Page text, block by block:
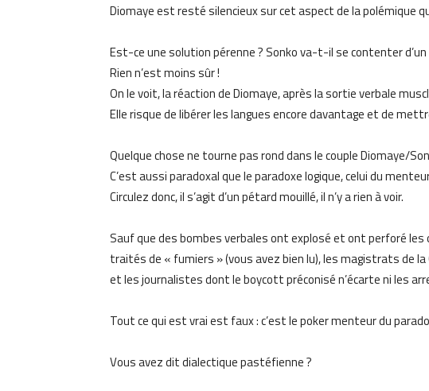
Diomaye est resté silencieux sur cet aspect de la polémique
Est-ce une solution pérenne ? Sonko va-t-il se contenter
Rien n’est moins sûr !
On le voit, la réaction de Diomaye, après la sortie verbale
Elle risque de libérer les langues encore davantage et de
Quelque chose ne tourne pas rond dans le couple Diomaye/
C’est aussi paradoxal que le paradoxe logique, celui du
Circulez donc, il s’agit d’un pétard mouillé, il n’y a rien à voir.
Sauf que des bombes verbales ont explosé et ont perforé les
traités de « fumiers » (vous avez bien lu), les magistrats de
et les journalistes dont le boycott préconisé n’écarte ni les
Tout ce qui est vrai est faux : c’est le poker menteur du
Vous avez dit dialectique pastéfienne ?